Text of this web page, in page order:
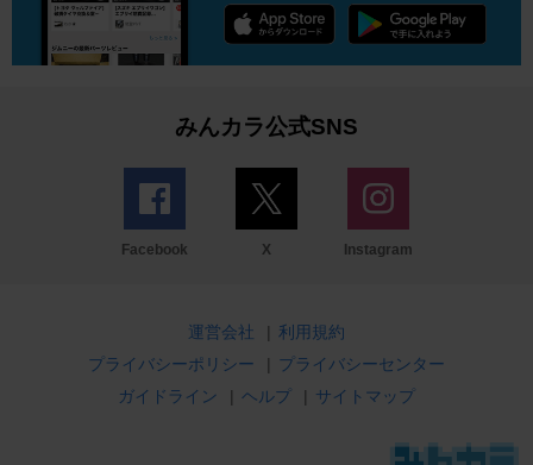
みんカラ公式SNS
Facebook X Instagram
運営会社 | 利用規約
プライバシーポリシー
| プライバシーセンター
ガイドライン
| ヘルプ | サイトマップ